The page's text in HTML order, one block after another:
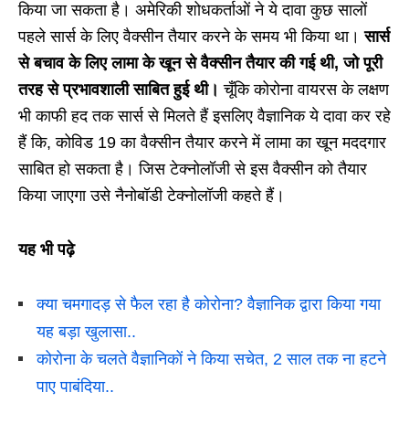
किया जा सकता है। अमेरिकी शोधकर्ताओं ने ये दावा कुछ सालों
पहले सार्स के लिए वैक्सीन तैयार करने के समय भी किया था। सार्स
से बचाव के लिए लामा के खून से वैक्सीन तैयार की गई थी, जो पूरी
तरह से प्रभावशाली साबित हुई थी। चूँकि कोरोना वायरस के लक्षण
भी काफी हद तक सार्स से मिलते हैं इसलिए वैज्ञानिक ये दावा कर रहे
हैं कि, कोविड 19 का वैक्सीन तैयार करने में लामा का खून मददगार
साबित हो सकता है। जिस टेक्नोलॉजी से इस वैक्सीन को तैयार
किया जाएगा उसे नैनोबॉडी टेक्नोलॉजी कहते हैं।
यह भी पढ़े
क्या चमगादड़ से फैल रहा है कोरोना? वैज्ञानिक द्वारा किया गया
यह बड़ा खुलासा..
कोरोना के चलते वैज्ञानिकों ने किया सचेत, 2 साल तक ना हटने
पाए पाबंदिया..